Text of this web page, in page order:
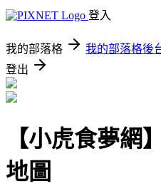
登入
我的部落格 我的部落格後
登出
【小虎食夢網
地圖